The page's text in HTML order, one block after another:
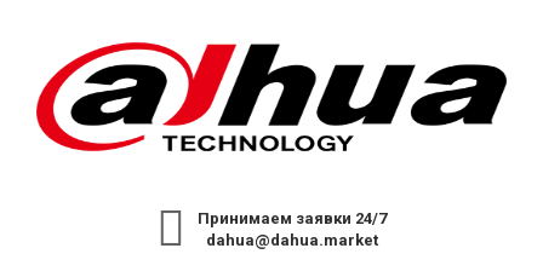
Принимаем заявки 24/7
dahua@dahua.market